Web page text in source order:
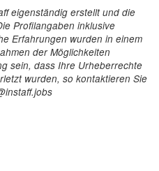
eigenständig erstellt und die
Profilangaben inklusive
Erfahrungen wurden in einem
der Möglichkeiten
sein, dass Ihre Urheberrechte
wurden, so kontaktieren Sie